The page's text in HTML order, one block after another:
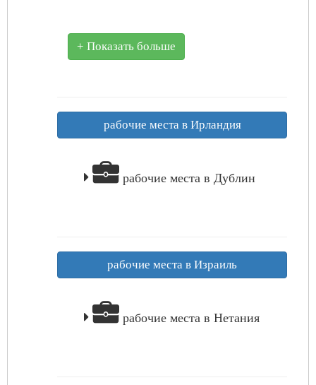
+ Показать больше
рабочие места в Ирландия
рабочие места в Дублин
рабочие места в Израиль
рабочие места в Нетания